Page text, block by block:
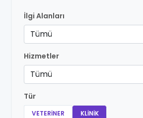
İlgi Alanları
Tümü
Hizmetler
Tümü
Tür
VETERINER KLINIK